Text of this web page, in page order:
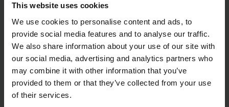
This website uses cookies
We use cookies to personalise content and ads, to
provide social media features and to analyse our traffic.
We also share information about your use of our site with
our social media, advertising and analytics partners who
may combine it with other information that you’ve
provided to them or that they’ve collected from your use
of their services.
Bülten
OTURUM AÇIN
Sosyal Medya